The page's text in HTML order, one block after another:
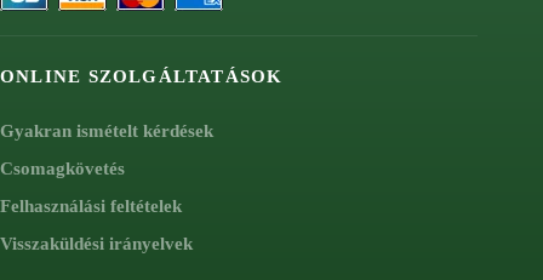
ONLINE SZOLGÁLTATÁSOK
Gyakran ismételt kérdések
Csomagkövetés
Felhasználási feltételek
Visszaküldési irányelvek